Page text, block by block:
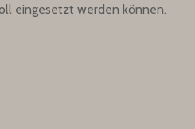
eingesetzt werden können.